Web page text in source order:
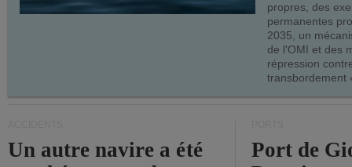
propres, des
permanentes
2035, un
de l'OMI et des
répression
transbordement
Un autre navire a été
Port de